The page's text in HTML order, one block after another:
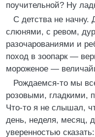
поучительной? Ну
С детства не начну.
слюнями, с ревом,
разочарованиями и
поход в зоопарк —
мороженое —
Рождаемся-то мы
розовыми, гладкими,
Что-то я не слышал,
день, неделя, месяц,
уверенностью